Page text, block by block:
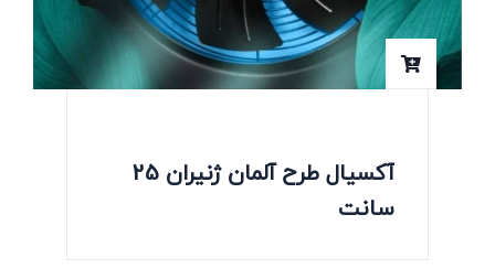
آکسیال طرح آلمان ژنیران 25
سانت